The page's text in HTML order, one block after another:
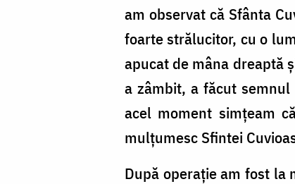
am observat că Sfânta
foarte strălucitor, cu o
apucat de mâna dreaptă
a zâmbit, a făcut
acel moment simțeam
mulțumesc Sfintei
După operație am fost la